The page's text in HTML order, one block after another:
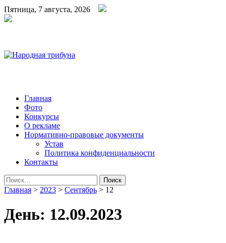
Пятница, 7 августа, 2026
Народная трибуна
Калининская районная газета
Главная
Фото
Конкурсы
О рекламе
Нормативно-правовые документы
Устав
Политика конфиденциальности
Контакты
Найти:
Главная > 2023 > Сентябрь > 12
День: 12.09.2023